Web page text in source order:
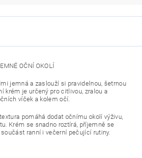
OČNÍ OKOLÍ
jemná a zaslouží si pravidelnou, šetrnou
krém je určený pro citlivou, zralou a
víček a kolem očí.
pomáhá dodat očnímu okolí výživu,
Krém se snadno roztírá, příjemně se
ranní i večerní pečující rutiny.